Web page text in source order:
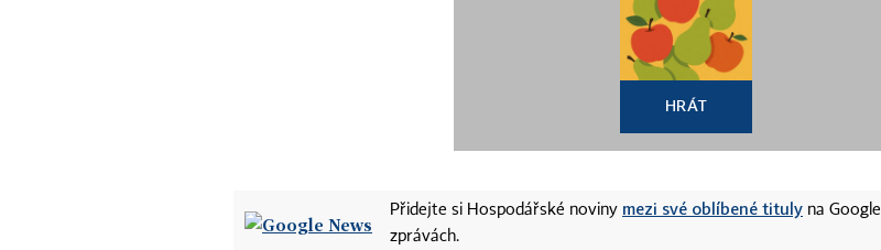
HRÁT
Přidejte si Hospodářské noviny mezi své oblíbené tituly na Google
zprávách.